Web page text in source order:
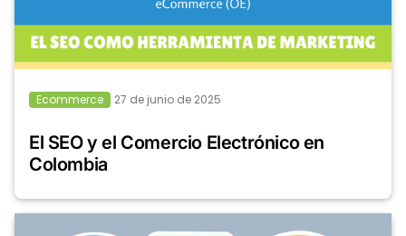
Ecommerce 27 de junio de 2025
El SEO y el Comercio Electrónico en
Colombia